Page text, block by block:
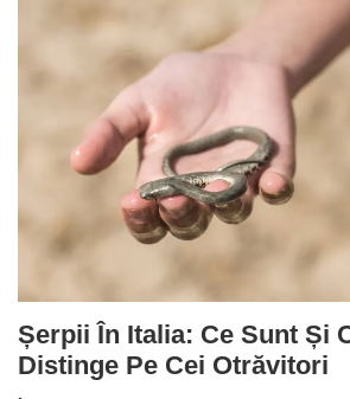
Șerpii În Italia: Ce Sunt Și
Distinge Pe Cei Otrăvitori